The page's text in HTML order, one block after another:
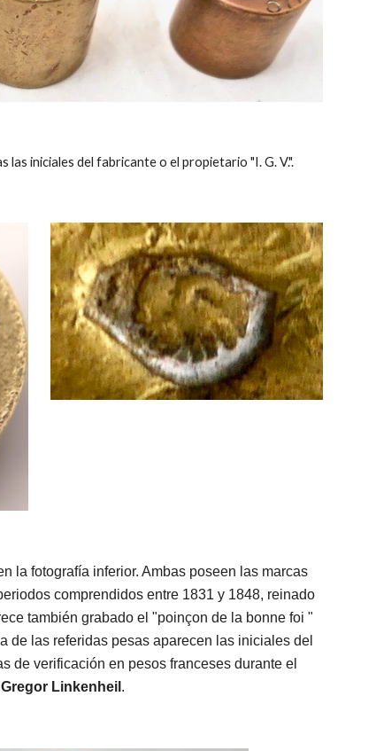
las iniciales del fabricante o el propietario "I. G. V.".
la fotografía inferior. Ambas poseen las marcas
comprendidos entre 1831 y 1848, reinado
también grabado el "poinçon de la bonne foi "
de las referidas pesas aparecen las iniciales del
de verificación en pesos franceses durante el
Gregor Linkenheil .